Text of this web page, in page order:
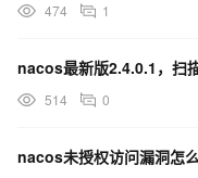
474 1
514 0
nacos未授权访问漏洞怎么